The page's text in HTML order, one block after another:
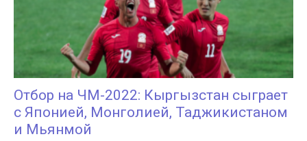
Отбор на ЧМ-2022: Кыргызстан сыграет
с Японией, Монголией, Таджикистаном
и Мьянмой